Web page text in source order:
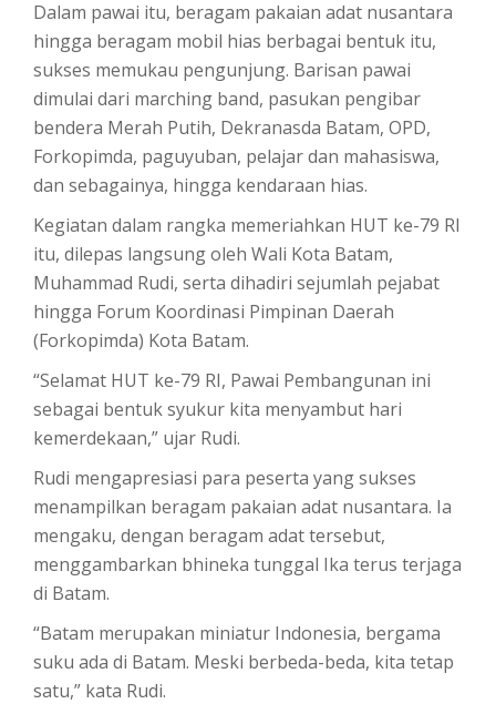
Dalam pawai itu, beragam pakaian adat nusantara
hingga beragam mobil hias berbagai bentuk itu,
sukses memukau pengunjung. Barisan pawai
dimulai dari marching band, pasukan pengibar
bendera Merah Putih, Dekranasda Batam, OPD,
Forkopimda, paguyuban, pelajar dan mahasiswa,
dan sebagainya, hingga kendaraan hias.
Kegiatan dalam rangka memeriahkan HUT ke-79 RI
itu, dilepas langsung oleh Wali Kota Batam,
Muhammad Rudi, serta dihadiri sejumlah pejabat
hingga Forum Koordinasi Pimpinan Daerah
(Forkopimda) Kota Batam.
“Selamat HUT ke-79 RI, Pawai Pembangunan ini
sebagai bentuk syukur kita menyambut hari
kemerdekaan,” ujar Rudi.
Rudi mengapresiasi para peserta yang sukses
menampilkan beragam pakaian adat nusantara. Ia
mengaku, dengan beragam adat tersebut,
menggambarkan bhineka tunggal Ika terus terjaga
di Batam.
“Batam merupakan miniatur Indonesia, bergama
suku ada di Batam. Meski berbeda-beda, kita tetap
satu,” kata Rudi.